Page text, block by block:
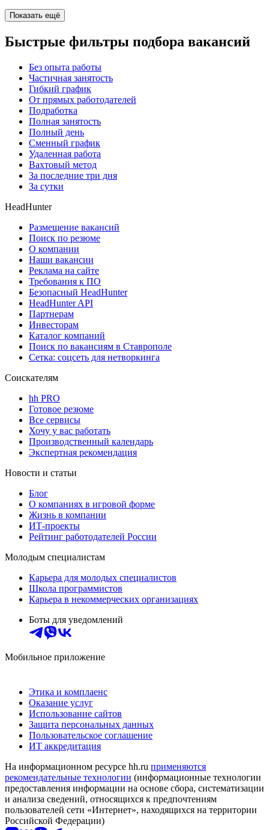
Показать ещё
Быстрые фильтры подбора вакансий
Без опыта работы
Частичная занятость
Гибкий график
От прямых работодателей
Подработка
Полная занятость
Полный день
Сменный график
Удаленная работа
Вахтовый метод
За последние три дня
За сутки
HeadHunter
Размещение вакансий
Поиск по резюме
О компании
Наши вакансии
Реклама на сайте
Требования к ПО
Безопасный HeadHunter
HeadHunter API
Партнерам
Инвесторам
Каталог компаний
Поиск по вакансиям в Ставрополе
Сетка: соцсеть для нетворкинга
Соискателям
hh PRO
Готовое резюме
Все сервисы
Хочу у вас работать
Производственный календарь
Экспертная рекомендация
Новости и статьи
Блог
О компаниях в игровой форме
Жизнь в компании
ИТ-проекты
Рейтинг работодателей России
Молодым специалистам
Карьера для молодых специалистов
Школа программистов
Карьера в некоммерческих организациях
Боты для уведомлений
Мобильное приложение
Этика и комплаенс
Оказание услуг
Использование сайтов
Защита персональных данных
Пользовательское соглашение
ИТ аккредитация
На информационном ресурсе hh.ru применяются
рекомендательные технологии (информационные технологии
предоставления информации на основе сбора, систематизации
и анализа сведений, относящихся к предпочтениям
пользователей сети «Интернет», находящихся на территории
Российской Федерации)